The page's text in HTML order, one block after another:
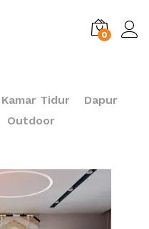
0
Kamar Tidur
Dapur
Outdoor